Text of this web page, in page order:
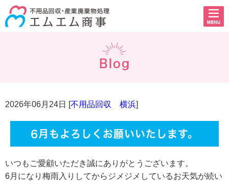
Blog
2026年06月24日 [不用品回収 横浜]
6月もよろしくお願いいたします。
いつもご愛顧いただき誠にありがとうございます。
6月になり梅雨入りしてからジメジメしているお天気が続い